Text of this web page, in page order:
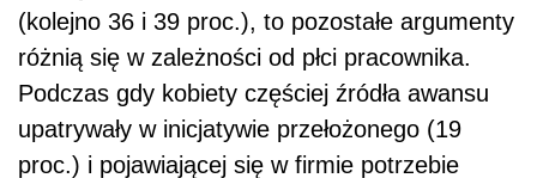
(kolejno 36 i 39 proc.), to pozostałe argumenty
różnią się w zależności od płci pracownika.
Podczas gdy kobiety częściej źródła awansu
upatrywały w inicjatywie przełożonego (19
proc.) i pojawiającej się w firmie potrzebie